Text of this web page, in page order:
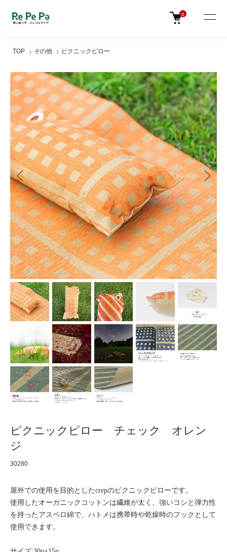
0
TOP その他 ピクニックピロー
ピクニックピロー チェック オレン
ジ
30280
屋外での使用を目的としたcrepのピクニックピローです。
使用したオーガニックコットンは繊維が太く、強いコシと弾力性
を持ったアスペロ綿で、ハトメは携帯時や乾燥時のフックとして
使用できます。